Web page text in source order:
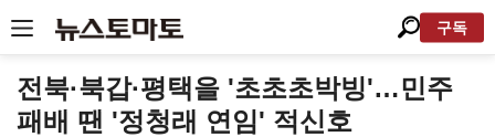
구독
전북·북갑·평택을 '초초초박빙'…민주
패배 땐 '정청래 연임' 적신호